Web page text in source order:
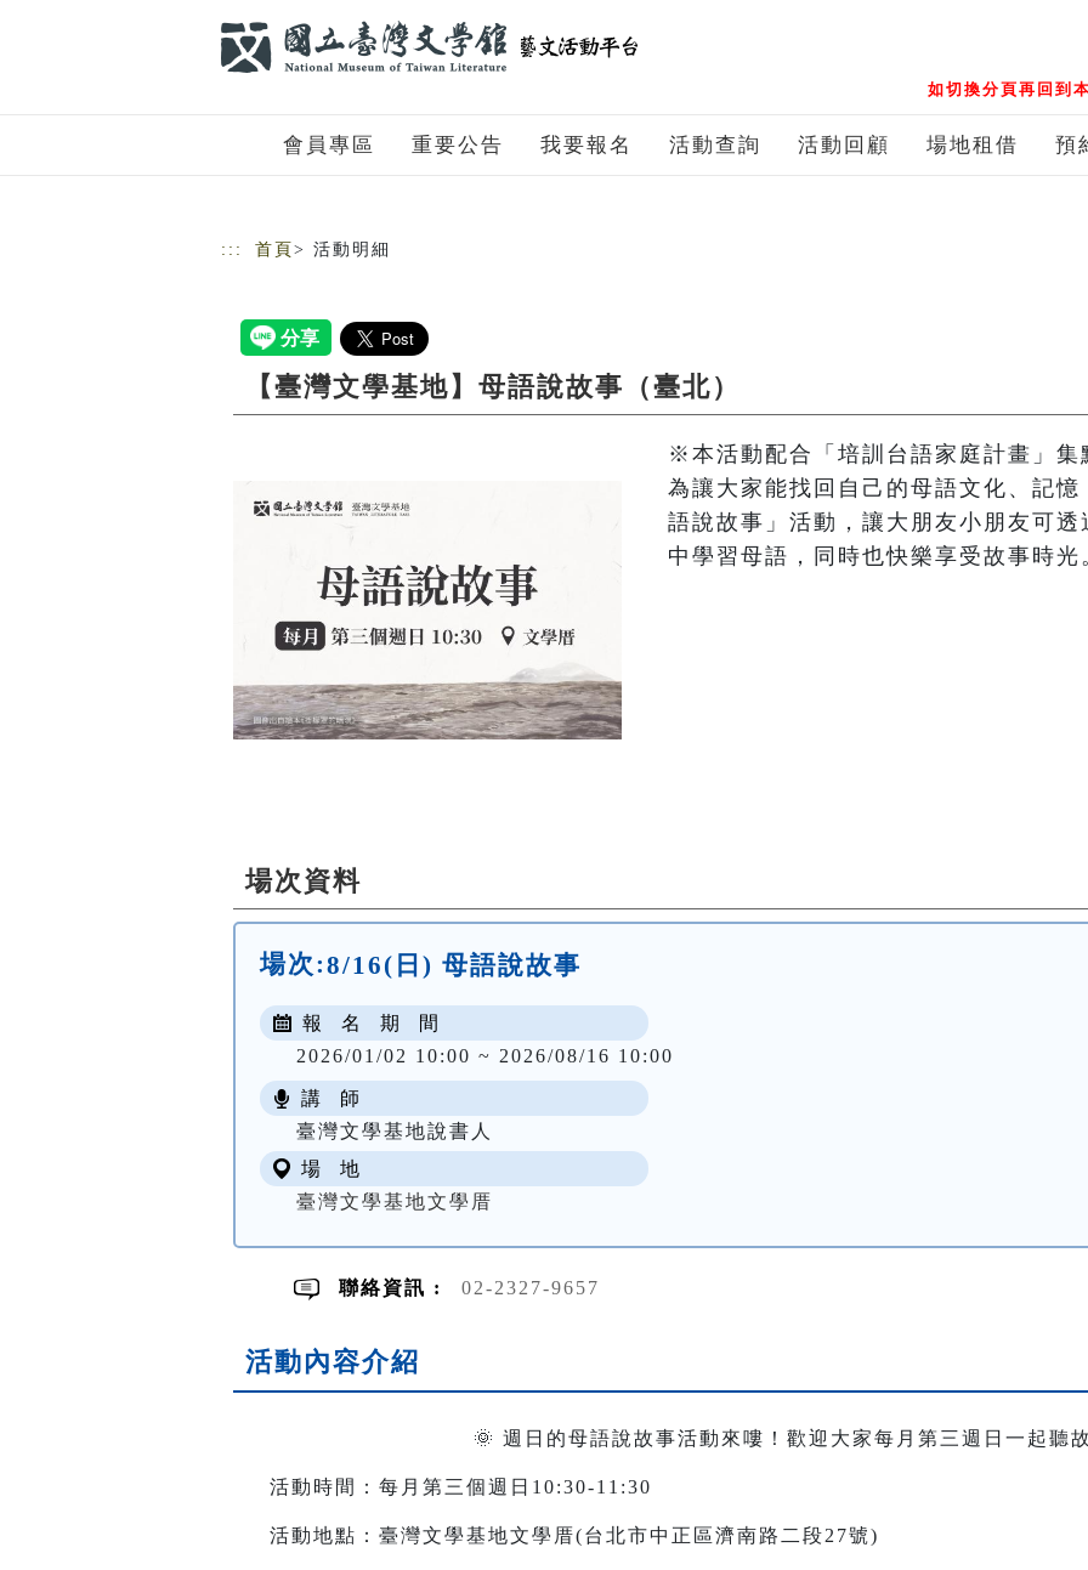
如切換分頁再回到
會員專區 重要公告 我要報名 活動查詢 活動回顧 場地租借 預
::: 首頁 > 活動明細
【臺灣文學基地】母語說故事（臺北）
※本活動配合「培訓台語家庭計畫」集
為讓大家能找回自己的母語文化、記
語說故事」活動，讓大朋友小朋友可
中學習母語，同時也快樂享受故事時光
場次資料
場次:8/16(日) 母語說故事
報 名 期 間
2026/01/02 10:00 ~ 2026/08/16 10:00
講 師
臺灣文學基地說書人
場 地
臺灣文學基地文學厝
聯絡資訊 : 02-2327-9657
活動內容介紹
🌞 週日的母語說故事活動來嘍！歡迎大家每月第三週日一起聽
活動時間：每月第三個週日10:30-11:30
活動地點：臺灣文學基地文學厝(台北市中正區濟南路二段27號)